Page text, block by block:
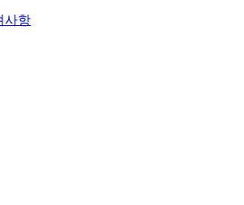
사항